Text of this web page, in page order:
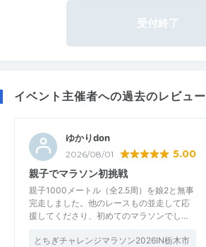
受付終了
イベント主催者への過去のレビュー
ゆかりdon
2026/08/01 5.00
親子でマラソン初挑戦
親子1000メートル（全2.5周）を娘2と無事
完走しました。他のレースもの並走して応
援してくださり、初めてのマラソンでし…
とちぎチャレンジマラソン2026IN栃木市